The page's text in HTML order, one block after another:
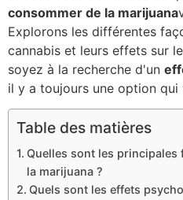
consommer de la marijuana
Explorons les différentes
cannabis et leurs effets sur
soyez à la recherche d'un
il y a toujours une option qui
Table des matières
Quelles sont les principales
la marijuana ?
Quels sont les effets